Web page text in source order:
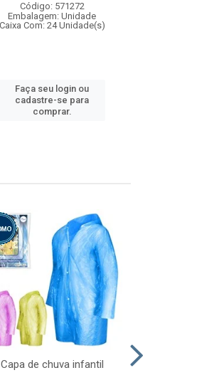
Código: 571272
Embalagem: Unidade
Caixa Com: 24 Unidade(s)
Faça seu login ou
cadastre-se para
comprar.
Capa de chuva infantil